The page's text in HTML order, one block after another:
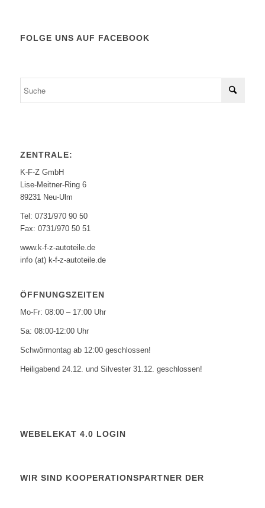
FOLGE UNS AUF FACEBOOK
ZENTRALE:
K-F-Z GmbH
Lise-Meitner-Ring 6
89231 Neu-Ulm
Tel: 0731/970 90 50
Fax: 0731/970 50 51
www.k-f-z-autoteile.de
info (at) k-f-z-autoteile.de
ÖFFNUNGSZEITEN
Mo-Fr: 08:00 – 17:00 Uhr
Sa: 08:00-12:00 Uhr
Schwörmontag ab 12:00 geschlossen!
Heiligabend 24.12. und Silvester 31.12. geschlossen!
WEBELEKAT 4.0 LOGIN
WIR SIND KOOPERATIONSPARTNER DER